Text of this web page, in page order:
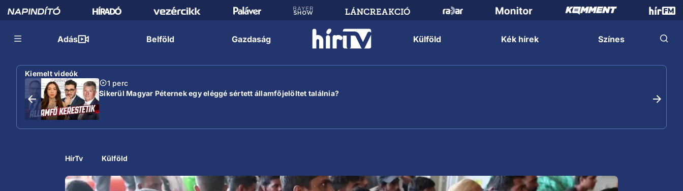
Adás Belföld Gazdaság Külföld Kék hírek Színes
Kiemelt videók
1 perc
Sikerül Magyar Péternek egy eléggé sértett államfőjelöltet találnia?
HírTv Külföld